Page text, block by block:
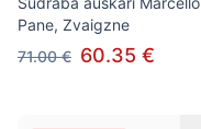
Pane, Zvaigzne
71.00 € 60.35 €